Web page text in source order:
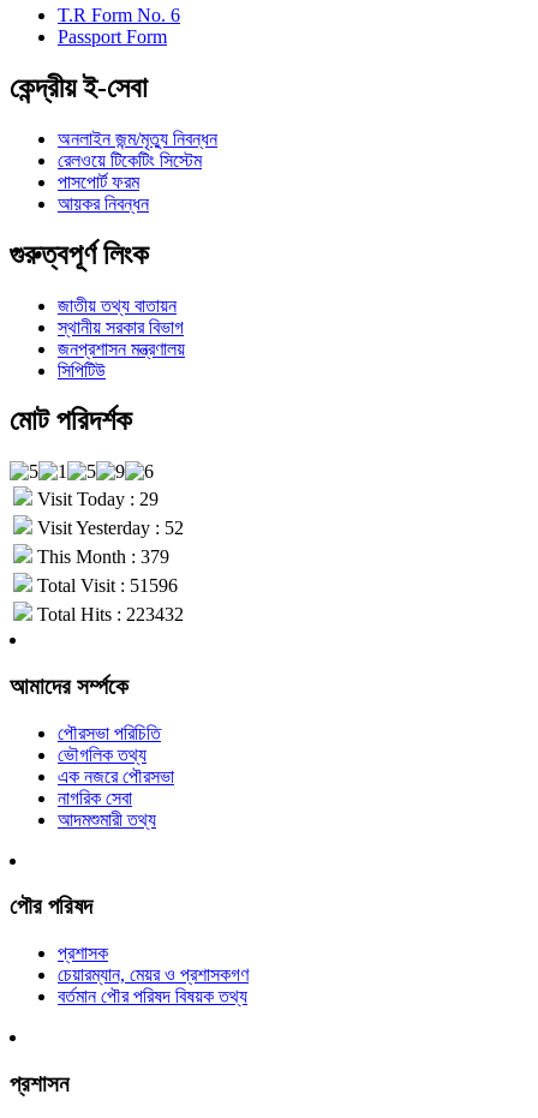
T.R Form No. 6
Passport Form
কেন্দ্রীয় ই-সেবা
অনলাইন জন্ম/মৃত্যু নিবন্ধন
রেলওয়ে টিকেটিং সিস্টেম
পাসপোর্ট ফরম
আয়কর নিবন্ধন
গুরুত্বপূর্ণ লিংক
জাতীয় তথ্য বাতায়ন
স্থানীয় সরকার বিভাগ
জনপ্রশাসন মন্ত্রণালয়
সিপিটিউ
মোট পরিদর্শক
Visit Today : 29
Visit Yesterday : 52
This Month : 379
Total Visit : 51596
Total Hits : 223432
আমাদের সর্ম্পকে
পৌরসভা পরিচিতি
ভৌগলিক তথ্য
এক নজরে পৌরসভা
নাগরিক সেবা
আদমশুমারী তথ্য
পৌর পরিষদ
প্রশাসক
চেয়ারম্যান, মেয়র ও প্রশাসকগণ
বর্তমান পৌর পরিষদ বিষয়ক তথ্য
প্রশাসন